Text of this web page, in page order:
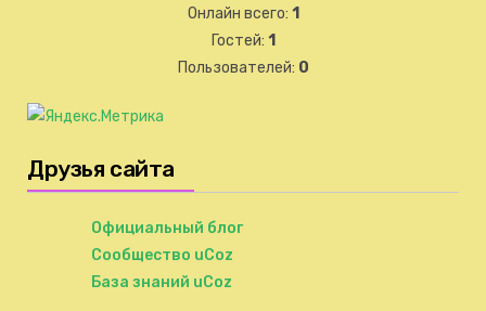
Онлайн всего: 1
Гостей: 1
Пользователей: 0
Друзья сайта
Официальный блог
Сообщество uCoz
База знаний uCoz